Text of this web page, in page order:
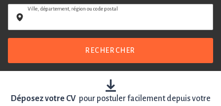
Ville, département, région ou code postal
RECHERCHER
Déposez votre CVpour postuler facilement depuis votre